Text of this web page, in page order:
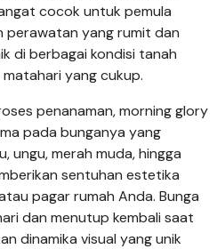
cocok untuk pemula
perawatan yang rumit dan
di berbagai kondisi tanah
yang cukup.
penanaman, morning glory
pada bunganya yang
ungu, merah muda, hingga
sentuhan estetika
pagar rumah Anda. Bunga
dan menutup kembali saat
dinamika visual yang unik